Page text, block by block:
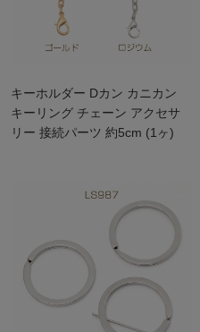
キーホルダー Dカン カニカン
キーリング チェーン アクセサ
リー 接続パーツ 約5cm (1ヶ)